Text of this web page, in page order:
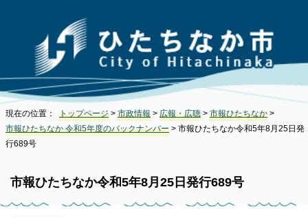
現在の位置： トップページ > 市政情報 > 広報・広聴 > 市報ひたちなか >
市報ひたちなか 令和5年度のバックナンバー > 市報ひたちなか令和5年8月25日発
行689号
市報ひたちなか令和5年8月25日発行689号